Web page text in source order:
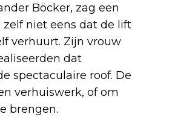
Böcker, zag een
niet eens dat de lift
verhuurt. Zijn vrouw
dat
spectaculaire roof. De
verhuiswerk, of om
brengen.